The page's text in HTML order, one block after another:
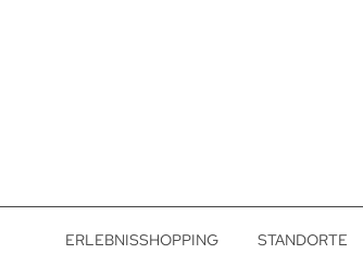
ERLEBNISSHOPPING STANDORTE